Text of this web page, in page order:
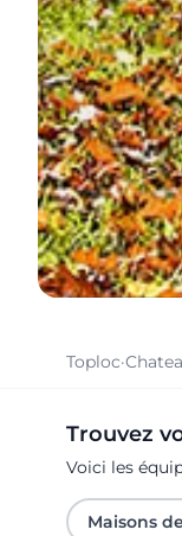
Toploc·
Trouvez
Voici les
Maisons